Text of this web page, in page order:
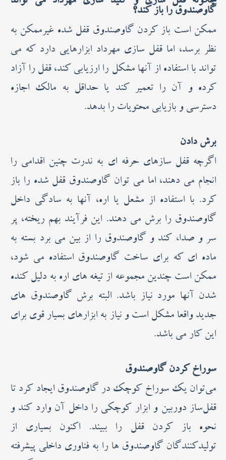
گاوصندوق را باز کند؟
ممکن است باز کردن گاوصندوق قفل شده غیرممکن به
نظر برسد، اما قفل سازی مهرداد ابزارهایی دارد که می
تواند با استفاده از آنها مشکل را ارزیابی کند، قفل را آزاد
کرده و آن را تعمیر کند یا حداقل به مالک اجازه
دسترسی و بازیابی محتویات را بدهد.
برش دادن
اگرچه قفل سازهای حرفه ای به ندرت چنین اقدامی را
انجام می دهند، اما می توان گاوصندوق قفل شده را باز
کرد. با استفاده از مشعل یا اره، آنها به سادگی داخل
گاوصندوق را برش می دهند. این فرآیند بهم ریخته، پر
سر و صدا، کند و گاوصندوق را از بین می برد بسته به
ماده ای که برای ساخت گاوصندوق استفاده می شود،
ممکن است چندین مجموعه از تیغه های اره به دلیل کنده
شدن آنها مورد نیاز باشد. البته برش گاوصندوق های
جدید واقعا مشکل است و نیاز به ابزارهای بسیار قوی برای
این کار می باشد.
سوراخ کردن گاوصندوق
می‌توان یک سوراخ کوچک در گاوصندوق ایجاد کرد تا
قفل‌ساز دوربین و ابزار کوچکی را داخل آن وارد کند و
نحوه باز کردن قفل را ببیند. اکنون بسیاری از
تولیدکنندگان گاوصندوق ها را به فناوری داخلی پیشرفته